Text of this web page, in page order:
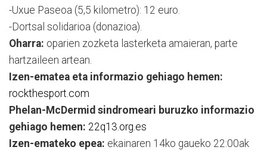
-Uxue Paseoa (5,5 kilometro): 12 euro.
-Dortsal solidarioa (donazioa).
Oharra: oparien zozketa lasterketa amaieran, parte
hartzaileen artean.
Izen-ematea eta informazio gehiago hemen:
rockthesport.com
Phelan-McDermid sindromeari buruzko informazio
gehiago hemen: 22q13.org.es
Izen-emateko epea: ekainaren 14ko gaueko 22:00ak